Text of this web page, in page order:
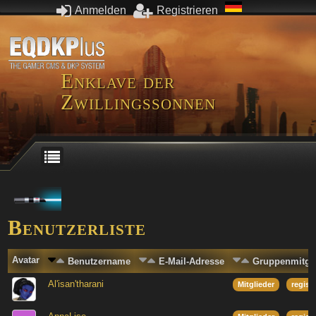
Anmelden Registrieren
Enklave der
Zwillingssonnen
Benutzerliste
Avatar Benutzername E-Mail-Adresse
Al'isan'tharani Mitglieder